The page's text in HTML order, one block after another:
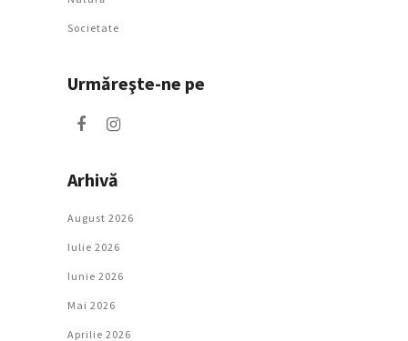
Societate
Urmăreşte-ne pe
Arhivă
August 2026
Iulie 2026
Iunie 2026
Mai 2026
Aprilie 2026